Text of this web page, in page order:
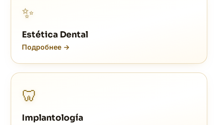
✨
Estética Dental
Подробнее →
🦷
Implantología